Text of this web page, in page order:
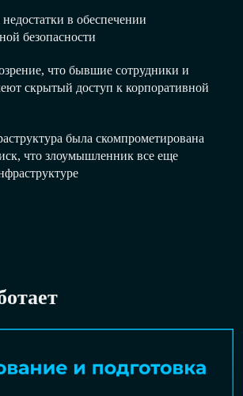
в обеспечении
безопасности
что бывшие сотрудники и
скрытый доступ к корпоративной
была скомпрометирована
что злоумышленник все еще